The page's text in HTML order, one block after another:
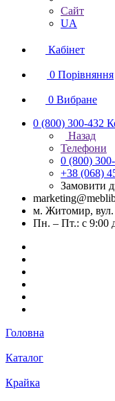
Сайт
UA
Кабінет
0 Порівняння
0 Вибране
0 (800) 300-432
Назад
Телефони
0 (800)
+38 (068)
Замовити
м. Житомир, вул.
Пн. – Пт.: с 9:00
Головна
Каталог
Крайка